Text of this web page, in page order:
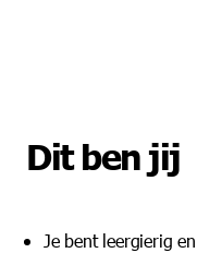
Dit ben jij
Je bent leergierig